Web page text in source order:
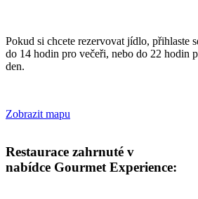
Pokud si chcete rezervovat jídlo, přihlaste
do 14 hodin pro večeři, nebo do 22 hodin
den.
Zobrazit mapu
Restaurace zahrnuté v
nabídce Gourmet Experience: